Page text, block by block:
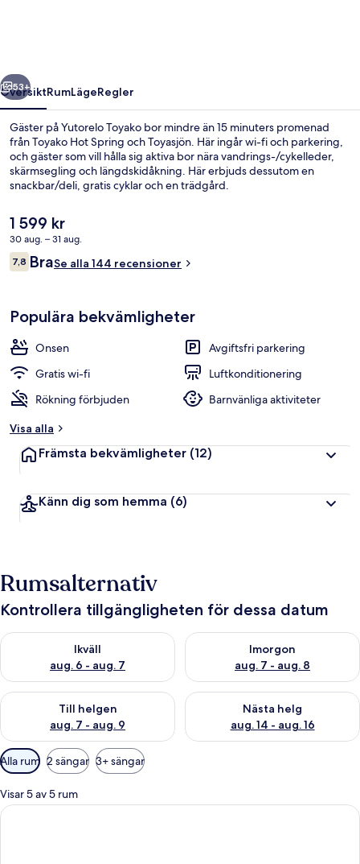
Varma källor
Nästa
53+
ÖversiktRumLägeRegler
Gäster på Yutorelo Toyako bor mindre än 15 minuters promenad
från Toyako Hot Spring och Toyasjön. Här ingår wi-fi och parkering,
och gäster som vill hålla sig aktiva bor nära vandrings-/cykelleder,
skärmsegling och längdskidåkning. Här erbjuds dessutom en
snackbar/deli, gratis cyklar och en trädgård.
Det
nuvarande
priset
är
1 599 kr
30 aug. – 31 aug.
Recensioner
7,87,8 av 10,
BraSe alla 144 recensioner
Populära bekvämligheter
Onsen
Avgiftsfri parkering
Gratis wi-fi
Luftkonditionering
Rökning förbjuden
Barnvänliga aktiviteter
Visa alla
Främsta bekvämligheter (12)
Känn dig som hemma (6)
Rumsalternativ
Kontrollera tillgängligheten för dessa datum
Ikväll
aug. 6 - aug. 7
Kontrollera tillgängligheten för ikväll aug. 6 - aug. 7
Imorgon
aug. 7 - aug. 8
Kontrollera tillgängligheten
Till helgen
aug. 7 - aug. 9
Kontrollera tillgängligheten för den här helgen aug. 7 - aug. 9
Nästa helg
aug. 14 - aug. 16
Kontrollera tillgängligheten
Tillgängliga
filter
för
rum
Alla rum 2 sängar 3+ sängar
Visar 5 av 5 rum